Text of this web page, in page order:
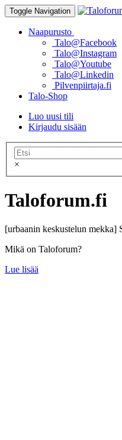
Toggle Navigation
Naapurusto
Talo@Facebook
Talo@Instagram
Talo@Youtube
Talo@Linkedin
Pilvenpiirtaja.fi
Talo-Shop
Luo uusi tili
Kirjaudu sisään
×
Taloforum.fi
[urbaanin keskustelun mekka]
Mikä on Taloforum?
Lue lisää